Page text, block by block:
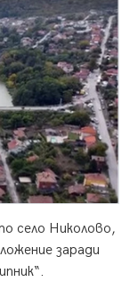
село Николово,
заради